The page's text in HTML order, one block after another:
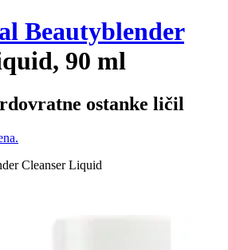
Beautyblender
90 ml
ostanke ličil
Cleanser Liquid